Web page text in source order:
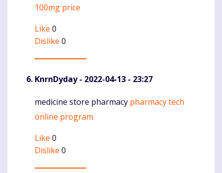
100mg price
Like 0
Dislike 0
KnrnDyday- 2022-04-13 - 23:27
Komentaras
medicine store pharmacy pharmacy tech
online program
Like 0
Dislike 0